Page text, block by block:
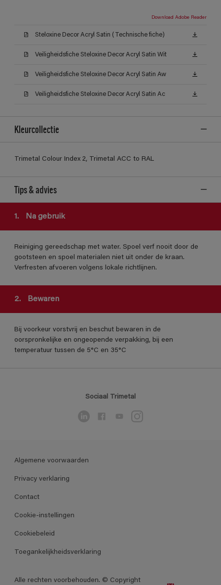
Download Adobe Reader
Steloxine Decor Acryl Satin (Technische fiche)
Veiligheidsfiche Steloxine Decor Acryl Satin Wit
Veiligheidsfiche Steloxine Decor Acryl Satin Aw
Veiligheidsfiche Steloxine Decor Acryl Satin Ac
Kleurcollectie
Trimetal Colour Index 2, Trimetal ACC to RAL
Tips & advies
1. Na gebruik
Reiniging gereedschap met water. Spoel verf nooit door de
gootsteen en spoel materialen niet uit onder de kraan.
Verfresten afvoeren volgens lokale richtlijnen.
2. Bewaren
Bij voorkeur vorstvrij en beschut bewaren in de
oorspronkelijke en ongeopende verpakking, bij een
temperatuur tussen de 5°C en 35°C
Sociaal Trimetal
Algemene voorwaarden
Privacy verklaring
Contact
Cookie-instellingen
Cookiebeleid
Toegankelijkheidsverklaring
Alle rechten voorbehouden. © Copyright